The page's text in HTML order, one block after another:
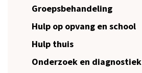
Groepsbehandeling
Hulp op opvang en school
Hulp thuis
Onderzoek en diagnostiek